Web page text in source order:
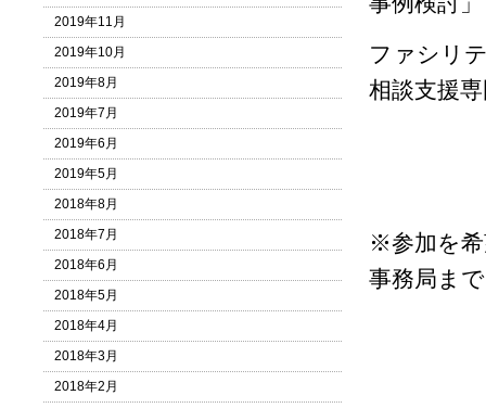
ファシリ
相談支援
※参加を希
事務局ま
2019年11月
2019年10月
2019年8月
2019年7月
2019年6月
2019年5月
2018年8月
2018年7月
2018年6月
2018年5月
2018年4月
2018年3月
2018年2月